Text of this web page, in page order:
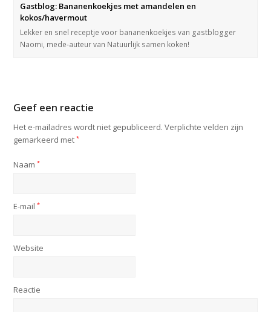
Gastblog: Bananenkoekjes met amandelen en
kokos/havermout
Lekker en snel receptje voor bananenkoekjes van gastblogger
Naomi, mede-auteur van Natuurlijk samen koken!
Geef een reactie
Het e-mailadres wordt niet gepubliceerd. Verplichte velden zijn
gemarkeerd met*
Naam*
E-mail*
Website
Reactie